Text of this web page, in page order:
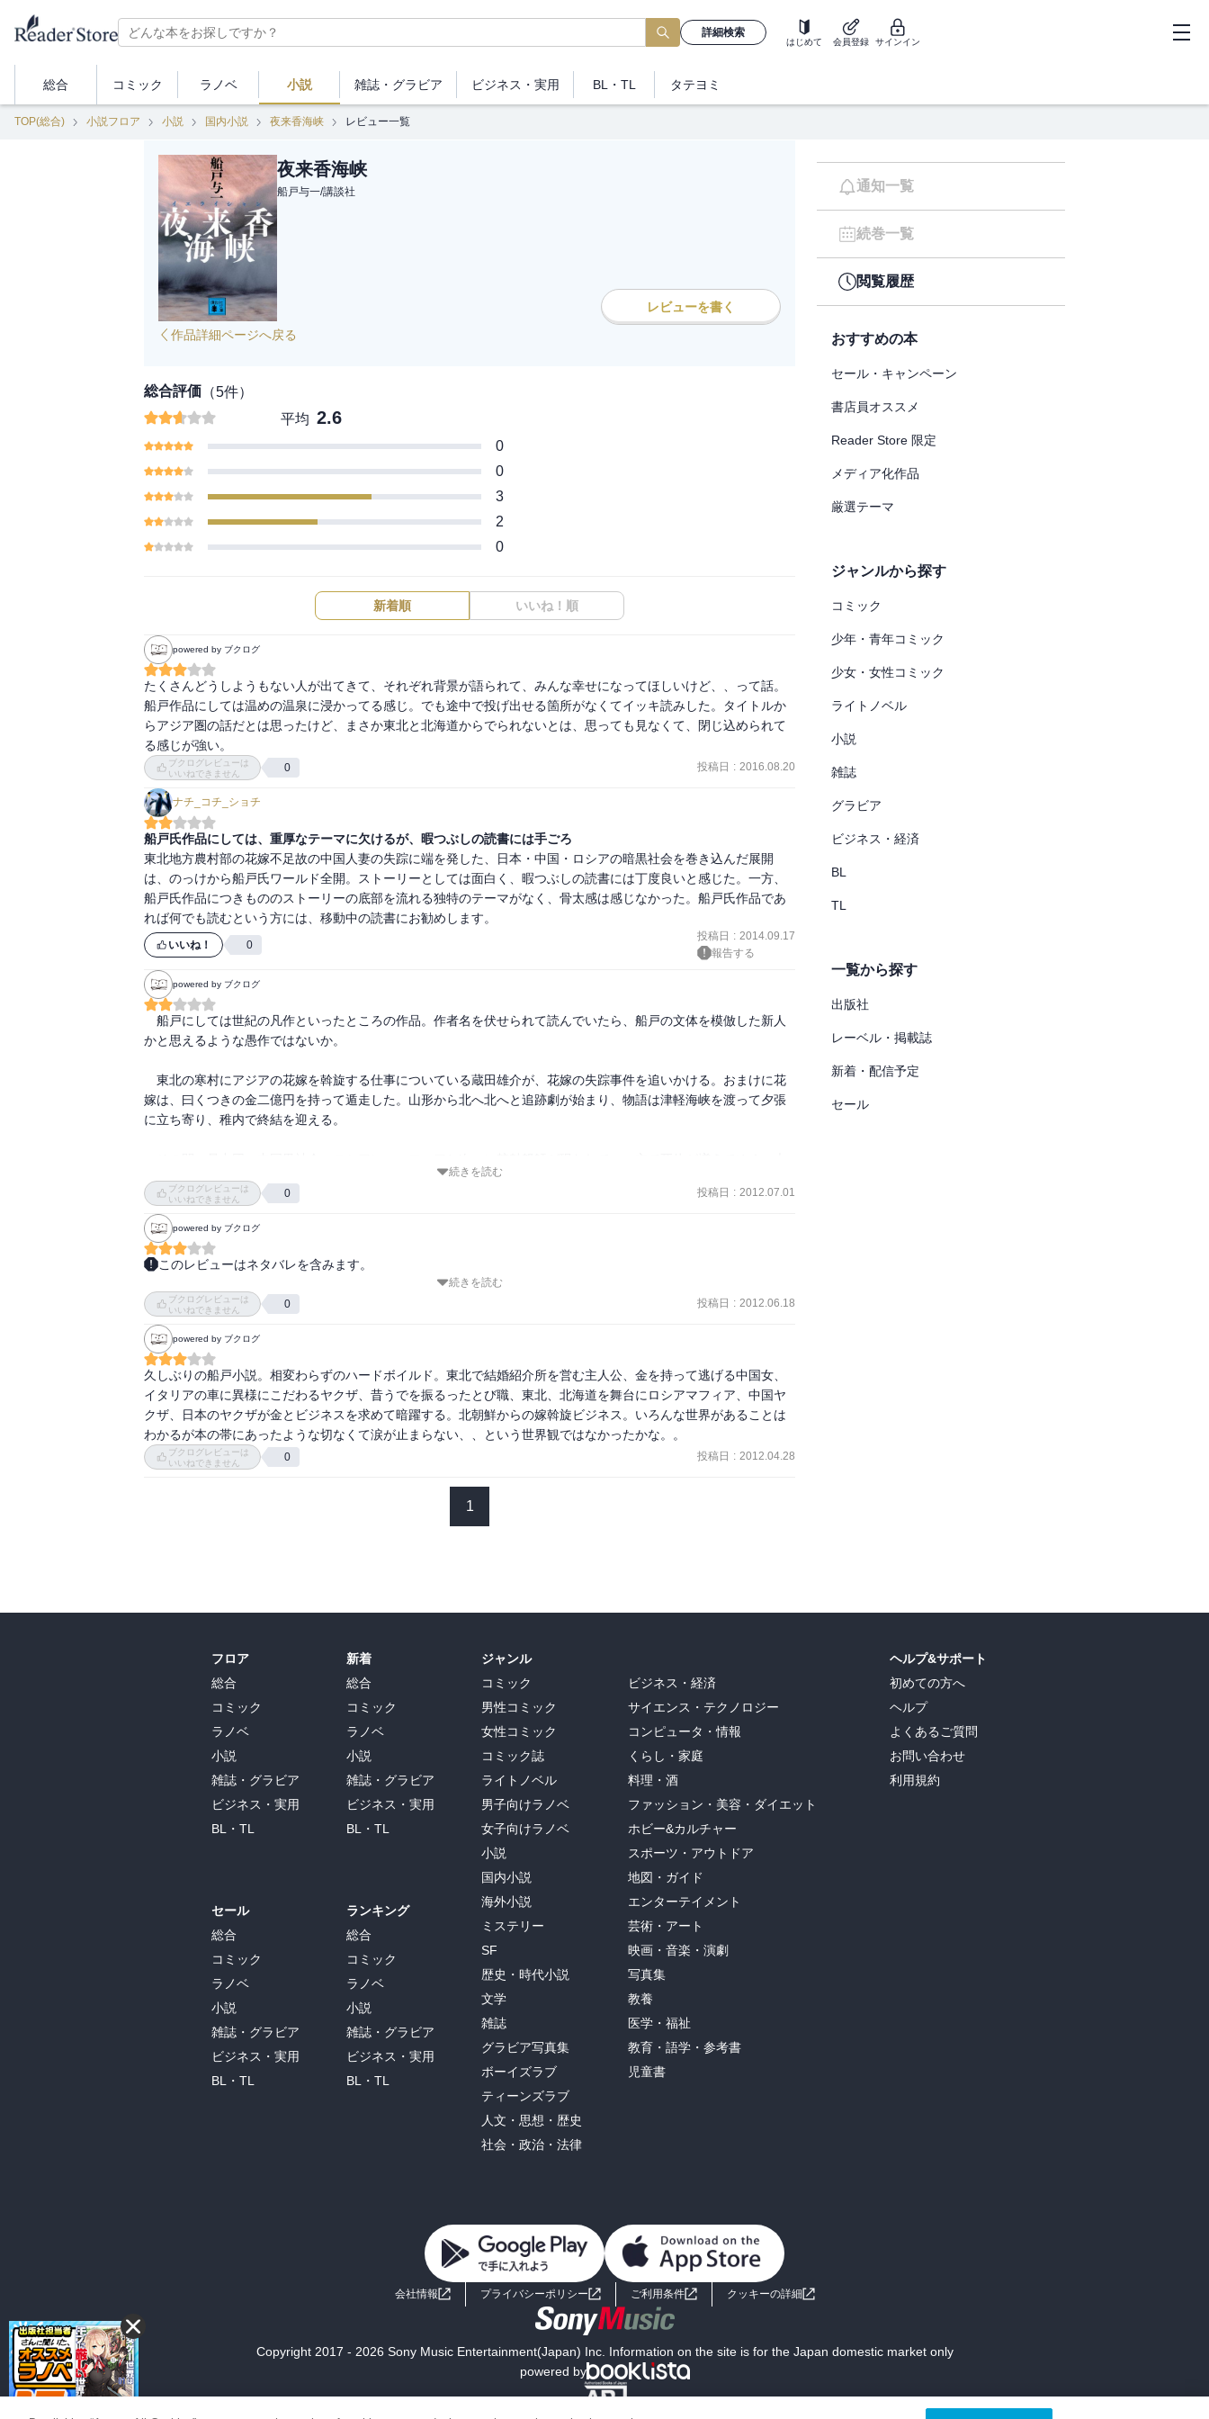
詳細検索
はじめて 会員登録 サインイン
総合 コミック ラノベ 小説 雑誌・ グラビア ビジネス ・実用 BL・TL タテヨミ
TOP(総合) 小説フロア 小説 国内小説 夜来香海峡 レビュー一覧
夜来香海峡
船戸与一/講談社
レビューを書く
作品詳細ページへ戻る
総合評価 （5件）
平均 2.6
0
0
3
2
0
新着順 いいね！順
powered by ブクログ
たくさんどうしようもない人が出てきて、それぞれ背景が語られて、みんな幸せになってほしいけど、、って話。
船戸作品にしては温めの温泉に浸かってる感じ。でも途中で投げ出せる箇所がなくてイッキ読みした。タイトルか
らアジア圏の話だとは思ったけど、まさか東北と北海道からでられないとは、思っても見なくて、閉じ込められて
る感じが強い。
ブクログレビューは
いいねできません
0 投稿日 : 2016.08.20
ナチ_コチ_ショチ
船戸氏作品にしては、重厚なテーマに欠けるが、暇つぶしの読書には手ごろ
東北地方農村部の花嫁不足故の中国人妻の失踪に端を発した、日本・中国・ロシアの暗黒社会を巻き込んだ展開
は、のっけから船戸氏ワールド全開。ストーリーとしては面白く、暇つぶしの読書には丁度良いと感じた。一方、
船戸氏作品につきもののストーリーの底部を流れる独特のテーマがなく、骨太感は感じなかった。船戸氏作品であ
れば何でも読むという方には、移動中の読書にお勧めします。
いいね！ 0
投稿日 : 2014.09.17
報告する
powered by ブクログ
船戸にしては世紀の凡作といったところの作品。作者名を伏せられて読んでいたら、船戸の文体を模倣した新人
かと思えるような愚作ではないか。
東北の寒村にアジアの花嫁を斡旋する仕事についている蔵田雄介が、花嫁の失踪事件を追いかける。おまけに花
嫁は、曰くつきの金二億円を持って遁走した。山形から北へ北へと追跡劇が始まり、物語は津軽海峡を渡って夕張
に立ち寄り、稚内で終結を迎える。
体こういう設定に出現しがちな陰惨な印象のあるナイフ使いが、最後の最後までしつこく血の印象をもたらす。神
話の果ての殺し屋は凄かったな、とピーク時の船戸と較べるとさすがにちんけな印象を拭えない。
近作ハードボイルドであった『藪枯らし純次』はそこそこ面白かったのだが、本作はちとエンターテインメント
要素がてんこ盛りで、サービスに過ぎる分だけ、値段に見合ったハードカバーとはならず、ノヴェルズでよかった
のではないか、と思われるくらいのありきたりなハードアクションであったように思われる。
そもそも日本を舞台にした現代劇はあまり評判のよろしくない船戸である。同時に大沢在昌が、どちらかと言え
ば船戸ライクな『罪深き海辺』を上梓したばかりで、そちらがしっとりとアダルトな印象を楽しめるのに対し、こ
ちらは少しキャラクター同士の絡みが弱いように思われる。
花嫁紹介業の主人公が暴力団から責任を追及され女を追うという設定自体にそもそも無理があったのかもしれな
い。
舞台が北海道だっただけに、こちらの期待が大きすぎた。残念。
続きを読む
ブクログレビューは
いいねできません
0 投稿日 : 2012.07.01
powered by ブクログ
このレビューはネタバレを含みます。
結局良い結末（？）を迎えた登場人物は一人だけ。特に何かが解決した訳でもなく、正直すっきりした読後感では
ない。
続きを読む
ブクログレビューは
いいねできません
0 投稿日 : 2012.06.18
powered by ブクログ
久しぶりの船戸小説。相変わらずのハードボイルド。東北で結婚紹介所を営む主人公、金を持って逃げる中国女、
イタリアの車に異様にこだわるヤクザ、昔うでを振るったとび職、東北、北海道を舞台にロシアマフィア、中国ヤ
クザ、日本のヤクザが金とビジネスを求めて暗躍する。北朝鮮からの嫁斡旋ビジネス。いろんな世界があることは
わかるが本の帯にあったような切なくて涙が止まらない、、という世界観ではなかったかな。。
ブクログレビューは
いいねできません
0 投稿日 : 2012.04.28
1
通知一覧
続巻一覧
閲覧履歴
おすすめの本
セール・キャンペーン
書店員オススメ
Reader Store 限定
メディア化作品
厳選テーマ
ジャンルから探す
コミック
少年・青年コミック
少女・女性コミック
ライトノベル
小説
雑誌
グラビア
ビジネス・経済
BL
TL
一覧から探す
出版社
レーベル・掲載誌
新着・配信予定
セール
フロア
総合
コミック
ラノベ
小説
雑誌・グラビア
ビジネス・実用
BL・TL
セール
総合
コミック
ラノベ
小説
雑誌・グラビア
ビジネス・実用
BL・TL
新着
総合
コミック
ラノベ
小説
雑誌・グラビア
ビジネス・実用
BL・TL
ランキング
総合
コミック
ラノベ
小説
雑誌・グラビア
ビジネス・実用
BL・TL
ジャンル
コミック
男性コミック
女性コミック
コミック誌
ライトノベル
男子向けラノベ
女子向けラノベ
小説
国内小説
海外小説
ミステリー
SF
歴史・時代小説
文学
雑誌
グラビア写真集
ボーイズラブ
ティーンズラブ
人文・思想・歴史
社会・政治・法律
ビジネス・経済
サイエンス・テクノロジー
コンピュータ・情報
くらし・家庭
料理・酒
ファッション・美容・ダイエット
ホビー&カルチャー
スポーツ・アウトドア
地図・ガイド
エンターテイメント
芸術・アート
映画・音楽・演劇
写真集
教養
医学・福祉
教育・語学・参考書
児童書
ヘルプ&サポート
初めての方へ
ヘルプ
よくあるご質問
お問い合わせ
利用規約
会社情報 プライバシーポリシー ご利用条件 クッキーの詳細
Copyright 2017 - 2026 Sony Music Entertainment(Japan) Inc. Information on the site is for the Japan domestic market only
powered by